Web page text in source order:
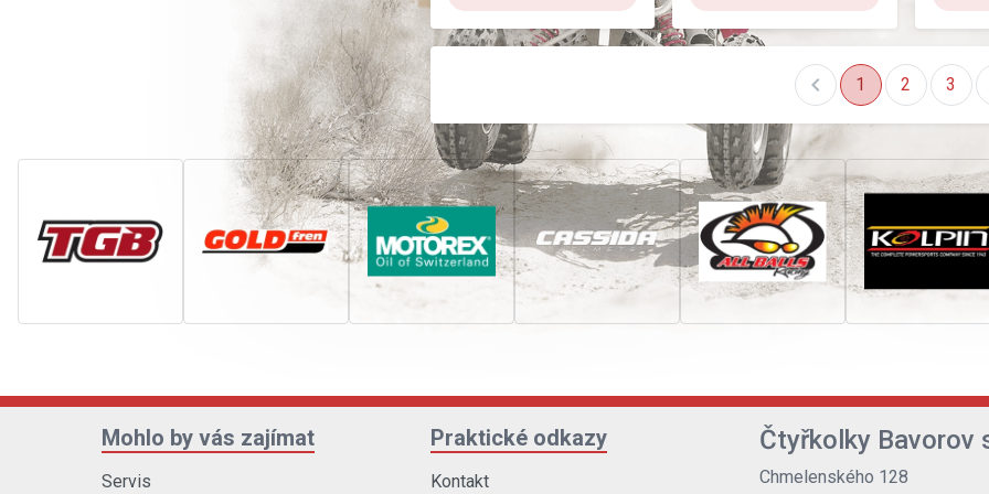
chevron_left 1 2 3
Mohlo by vás zajímat
Servis
Praktické odkazy
Kontakt
Čtyřkolky Bavorov
Chmelenského 128